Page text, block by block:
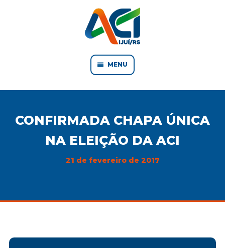
MENU
CONFIRMADA CHAPA ÚNICA
NA ELEIÇÃO DA ACI
21 de fevereiro de 2017